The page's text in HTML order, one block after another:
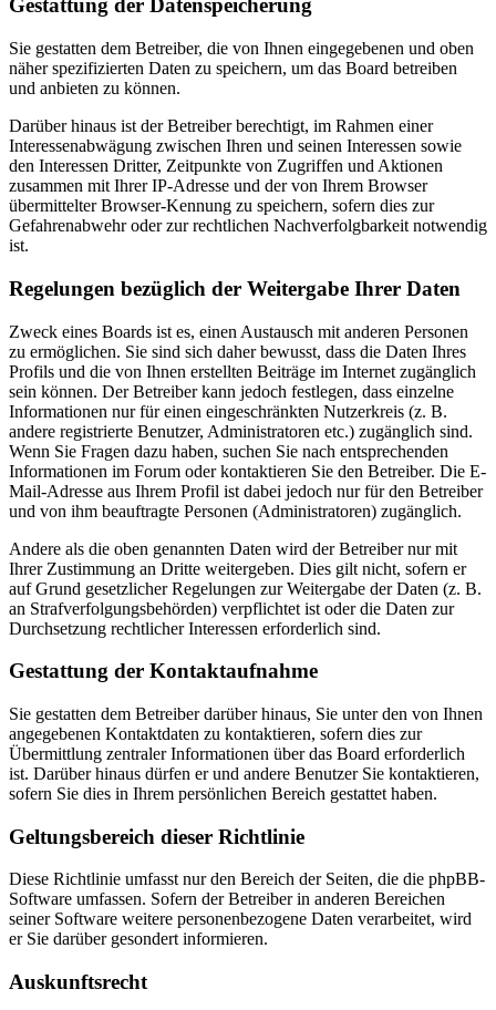
Gestattung der Datenspeicherung
Sie gestatten dem Betreiber, die von Ihnen eingegebenen und oben
näher spezifizierten Daten zu speichern, um das Board betreiben
und anbieten zu können.
Darüber hinaus ist der Betreiber berechtigt, im Rahmen einer
Interessenabwägung zwischen Ihren und seinen Interessen sowie
den Interessen Dritter, Zeitpunkte von Zugriffen und Aktionen
zusammen mit Ihrer IP-Adresse und der von Ihrem Browser
übermittelter Browser-Kennung zu speichern, sofern dies zur
Gefahrenabwehr oder zur rechtlichen Nachverfolgbarkeit notwendig
ist.
Regelungen bezüglich der Weitergabe Ihrer Daten
Zweck eines Boards ist es, einen Austausch mit anderen Personen
zu ermöglichen. Sie sind sich daher bewusst, dass die Daten Ihres
Profils und die von Ihnen erstellten Beiträge im Internet zugänglich
sein können. Der Betreiber kann jedoch festlegen, dass einzelne
Informationen nur für einen eingeschränkten Nutzerkreis (z. B.
andere registrierte Benutzer, Administratoren etc.) zugänglich sind.
Wenn Sie Fragen dazu haben, suchen Sie nach entsprechenden
Informationen im Forum oder kontaktieren Sie den Betreiber. Die E-
Mail-Adresse aus Ihrem Profil ist dabei jedoch nur für den Betreiber
und von ihm beauftragte Personen (Administratoren) zugänglich.
Andere als die oben genannten Daten wird der Betreiber nur mit
Ihrer Zustimmung an Dritte weitergeben. Dies gilt nicht, sofern er
auf Grund gesetzlicher Regelungen zur Weitergabe der Daten (z. B.
an Strafverfolgungsbehörden) verpflichtet ist oder die Daten zur
Durchsetzung rechtlicher Interessen erforderlich sind.
Gestattung der Kontaktaufnahme
Sie gestatten dem Betreiber darüber hinaus, Sie unter den von Ihnen
angegebenen Kontaktdaten zu kontaktieren, sofern dies zur
Übermittlung zentraler Informationen über das Board erforderlich
ist. Darüber hinaus dürfen er und andere Benutzer Sie kontaktieren,
sofern Sie dies in Ihrem persönlichen Bereich gestattet haben.
Geltungsbereich dieser Richtlinie
Diese Richtlinie umfasst nur den Bereich der Seiten, die die phpBB-
Software umfassen. Sofern der Betreiber in anderen Bereichen
seiner Software weitere personenbezogene Daten verarbeitet, wird
er Sie darüber gesondert informieren.
Auskunftsrecht